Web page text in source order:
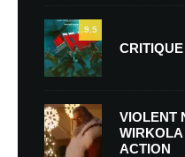
9.5
VIOLENT
ACTION